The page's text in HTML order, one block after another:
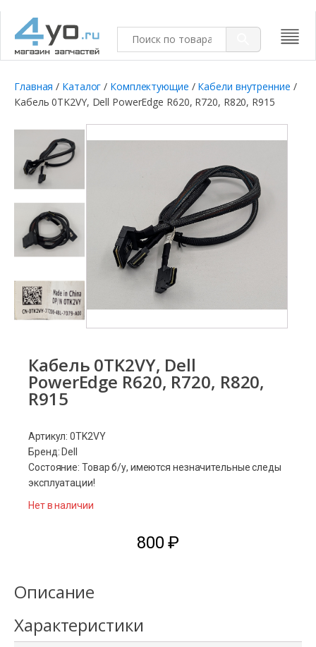
Главная / Каталог / Комплектующие / Кабели внутренние /
Кабель 0TK2VY, Dell PowerEdge R620, R720, R820, R915
Кабель 0TK2VY, Dell
PowerEdge R620, R720, R820,
R915
Артикул: 0TK2VY
Бренд: Dell
Состояние: Товар б/у, имеются незначительные следы
эксплуатации!
Нет в наличии
800₽
Описание
Характеристики